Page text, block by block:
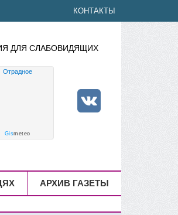
КОНТАКТЫ
ДЛЯ СЛАБОВИДЯЩИХ
Отрадное
Gismeteo
АРХИВ ГАЗЕТЫ